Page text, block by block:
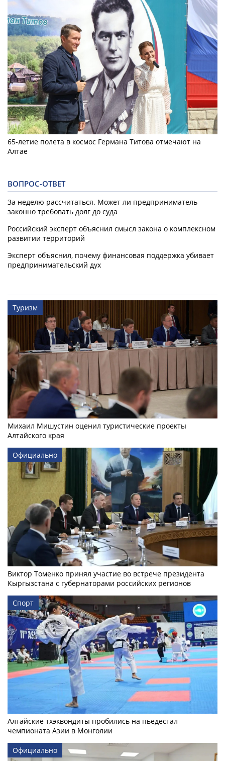
65-летие полета в космос Германа Титова отмечают на
Алтае
ВОПРОС-ОТВЕТ
За неделю рассчитаться. Может ли предприниматель
законно требовать долг до суда
Российский эксперт объяснил смысл закона о комплексном
развитии территорий
Эксперт объяснил, почему финансовая поддержка убивает
предпринимательский дух
Туризм
Михаил Мишустин оценил туристические проекты
Алтайского края
Официально
Виктор Томенко принял участие во встрече президента
Кыргызстана с губернаторами российских регионов
Спорт
Алтайские тхэквондиты пробились на пьедестал
чемпионата Азии в Монголии
Официально